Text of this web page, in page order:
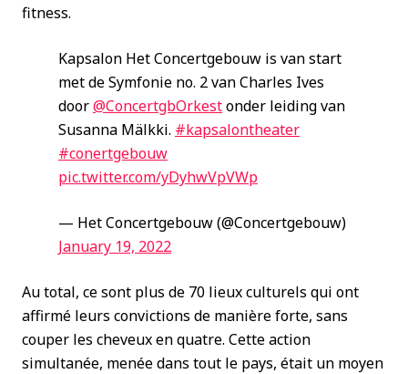
fitness.
Kapsalon Het Concertgebouw is van start
met de Symfonie no. 2 van Charles Ives
door@ConcertgbOrkestonder leiding van
Susanna Mälkki. #kapsalontheater
#conertgebouw
pic.twitter.com/yDyhwVpVWp
— Het Concertgebouw (@Concertgebouw)
January 19, 2022
Au total, ce sont plus de 70 lieux culturels qui ont
affirmé leurs convictions de manière forte, sans
couper les cheveux en quatre. Cette action
simultanée, menée dans tout le pays, était un moyen